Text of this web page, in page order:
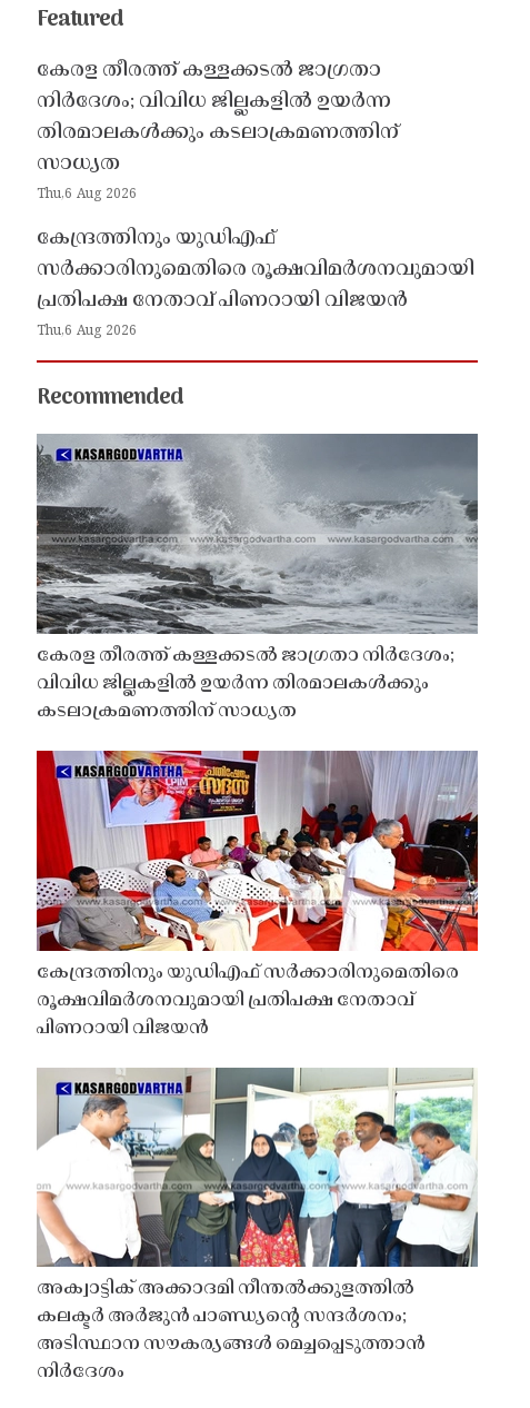
Featured
കേരള തീരത്ത് കള്ളക്കടൽ ജാഗ്രതാ
നിർദേശം; വിവിധ ജില്ലകളിൽ ഉയർന്ന
തിരമാലകൾക്കും കടലാക്രമണത്തിന്
സാധ്യത
Thu,6 Aug 2026
കേന്ദ്രത്തിനും യുഡിഎഫ്
സർക്കാരിനുമെതിരെ രൂക്ഷവിമർശനവുമായി
പ്രതിപക്ഷ നേതാവ് പിണറായി വിജയൻ
Thu,6 Aug 2026
Recommended
കേരള തീരത്ത് കള്ളക്കടൽ ജാഗ്രതാ നിർദേശം;
വിവിധ ജില്ലകളിൽ ഉയർന്ന തിരമാലകൾക്കും
കടലാക്രമണത്തിന് സാധ്യത
കേന്ദ്രത്തിനും യുഡിഎഫ് സർക്കാരിനുമെതിരെ
രൂക്ഷവിമർശനവുമായി പ്രതിപക്ഷ നേതാവ്
പിണറായി വിജയൻ
അക്വാട്ടിക് അക്കാദമി നീന്തൽക്കുളത്തിൽ
കലക്ടർ അർജുൻ പാണ്ഡ്യൻ്റെ സന്ദർശനം;
അടിസ്ഥാന സൗകര്യങ്ങൾ മെച്ചപ്പെടുത്താൻ
നിർദേശം